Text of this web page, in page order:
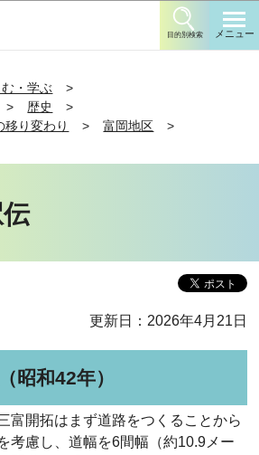
目的別検索 メニュー
・学ぶ
歴史
移り変わり
富岡地区
更新日：2026年4月21日
昭和42年）
富開拓はまず道路をつくることから
考慮し、道幅を6間幅（約10.9メー